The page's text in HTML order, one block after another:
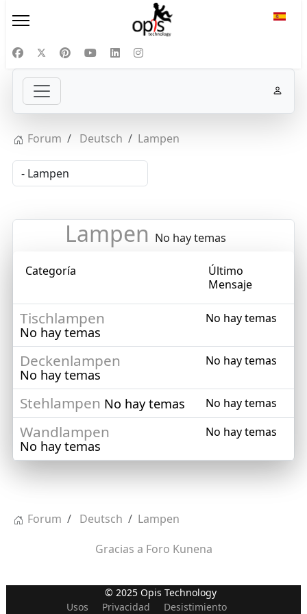
Forum Deutsch Lampen
Lampen No hay temas
Categoría
Último
Mensaje
Tischlampen
No hay temas
No hay temas
Deckenlampen
No hay temas
No hay temas
Stehlampen No hay temas No hay temas
Wandlampen
No hay temas
No hay temas
Forum Deutsch
Lampen
Gracias a Foro Kunena
© 2025 Opis Technology
Usos
Privacidad Desistimiento